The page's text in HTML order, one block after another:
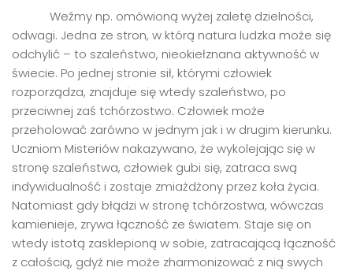
Weźmy np. omówioną wyżej zaletę dzielności,
odwagi. Jedna ze stron, w którą natura ludzka może się
odchylić – to szaleństwo, nieokiełznana aktywność w
świecie. Po jednej stronie sił, którymi człowiek
rozporządza, znajduje się wtedy szaleństwo, po
przeciwnej zaś tchórzostwo. Człowiek może
przeholować zarówno w jednym jak i w drugim kierunku.
Uczniom Misteriów nakazywano, że wykolejając się w
stronę szaleństwa, człowiek gubi się, zatraca swą
indywidualność i zostaje zmiażdżony przez koła życia.
Natomiast gdy błądzi w stronę tchórzostwa, wówczas
kamienieje, zrywa łączność ze światem. Staje się on
wtedy istotą zasklepioną w sobie, zatracającą łączność
z całością, gdyż nie może zharmonizować z nią swych